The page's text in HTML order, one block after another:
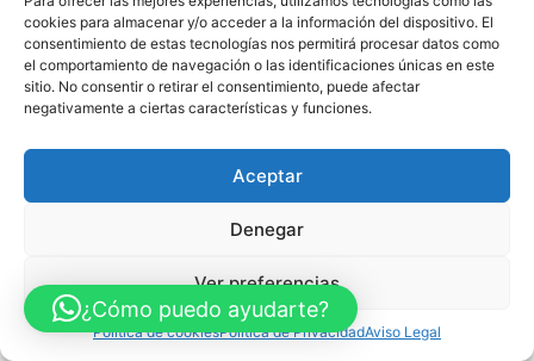
cookies para almacenar y/o acceder a la información del dispositivo. El
consentimiento de estas tecnologías nos permitirá procesar datos como
el comportamiento de navegación o las identificaciones únicas en este
sitio. No consentir o retirar el consentimiento, puede afectar
negativamente a ciertas características y funciones.
Aceptar
Denegar
Ver preferencias
Política de cookiesPolítica de PrivacidadAviso Legal
Aviso Legal Política de Privacidad
Política de Cookies
Accesibilidad Mapa web
MECANISMO DE RECUPERACIÓN Y RESILENCIA
© Guia Telefónica de Empresas – Todos los derechos reservados.
¿Cómo puedo ayudarte?